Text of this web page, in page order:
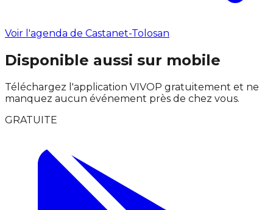
Voir l'agenda de Castanet-Tolosan
Disponible aussi sur mobile
Téléchargez l'application VIVOP gratuitement et ne
manquez aucun événement près de chez vous.
GRATUITE